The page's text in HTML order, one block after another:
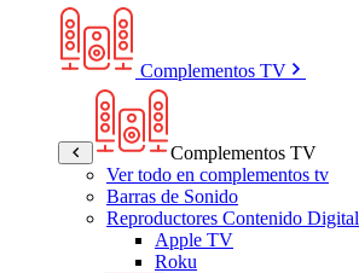
Complementos TV
Complementos TV
Ver todo en complementos tv
Barras de Sonido
Reproductores Contenido Digital
Apple TV
Roku